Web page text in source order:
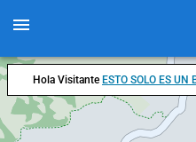
Hola Visitante ESTO SOLO ES